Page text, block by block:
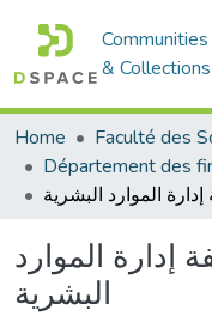
Communities
& Collections
Home
إدارة الموارد
البشرية